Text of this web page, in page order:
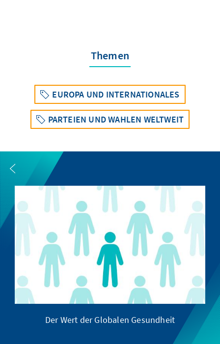
Themen
EUROPA UND INTERNATIONALES
PARTEIEN UND WAHLEN WELTWEIT
Der Wert der Globalen Gesundheit